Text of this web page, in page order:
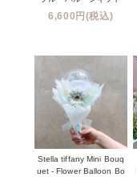
6,600円(税込)
Stella tiffany Mini Bouq
uet - Flower Balloon Bo